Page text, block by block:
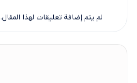
لم يتم إضافة تعليقات لهذا المقال.